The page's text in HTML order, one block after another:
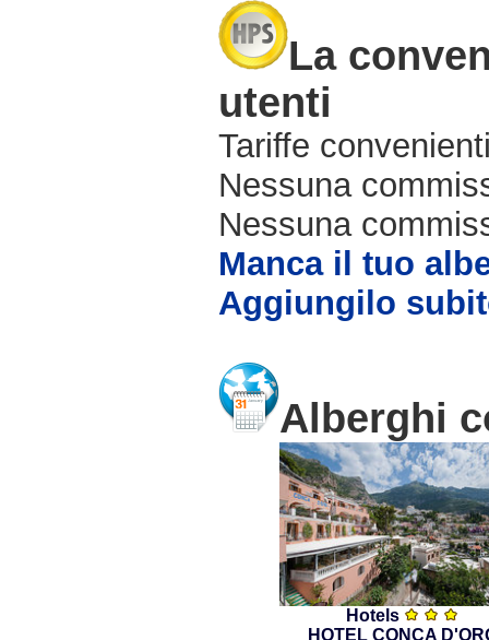
La
utenti
Tariffe
Nessuna
Nessuna
Manca il tuo
Aggiungilo
Alberghi
Hotels
HOTEL CONCA